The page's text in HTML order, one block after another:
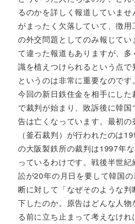
るのかを詳しく報道していま
がまったく欠落していて、徴
の外交問題としてのみ報じてい
て違った報道もありますが、
識を植えつけられるという点
というのは非常に重要なのです。
今回の新日鉄住金を相手にし
で裁判が始まり、敗訴後に韓
告は亡くなっています。最初
（釜石裁判）が行われたのは
の大阪製鉄所の裁判は1997年
っているわけです。戦後半世
訟が20年の月日を要して韓国
断に対して「なぜそのような
下したのか。原告はどんな人
る前に立ち止まって考えなけれ